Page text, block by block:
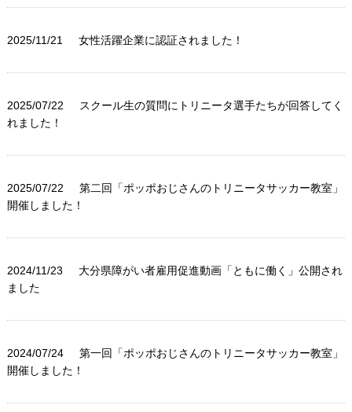
2025/11/21 女性活躍企業に認証されました！
2025/07/22
スクール生の質問にトリニータ選手たちが回答してく
れました！
2025/07/22
第二回「ポッポおじさんのトリニータサッカー教室」
開催しました！
2024/11/23
大分県障がい者雇用促進動画「ともに働く」公開され
ました
2024/07/24
第一回「ポッポおじさんのトリニータサッカー教室」
開催しました！